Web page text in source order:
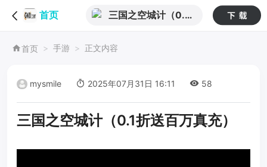
首页
三国之空城计（0.1
首页 手游 正文内容
mysmile 2025年07月31日 16:11 58
三国之空城计（0.1折送百万真充）